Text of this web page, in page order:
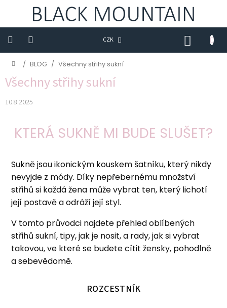
CZK
KOŠÍK
Novinky
Trička
Sukně
Mikiny
Kalhoty
Kabáty
Doplňky
Poukazy
Slevy
Domů
/ BLOG / Všechny střihy sukní
Všechny střihy sukní
10.8.2025
KTERÁ SUKNĚ MI BUDE SLUŠET?
Sukně jsou ikonickým kouskem šatníku, který nikdy
nevyjde z módy. Díky nepřebernému množství
střihů si každá žena může vybrat ten, který lichotí
její postavě a odráží její styl.
V tomto průvodci najdete přehled oblíbených
střihů sukní, tipy, jak je nosit, a rady, jak si vybrat
takovou, ve které se budete cítit žensky, pohodlně
a sebevědomě.
ROZCESTNÍK